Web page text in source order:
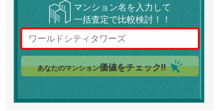
マンション名を入力して
一括査定で比較検討！！
あなたのマンション価値をチェック!!